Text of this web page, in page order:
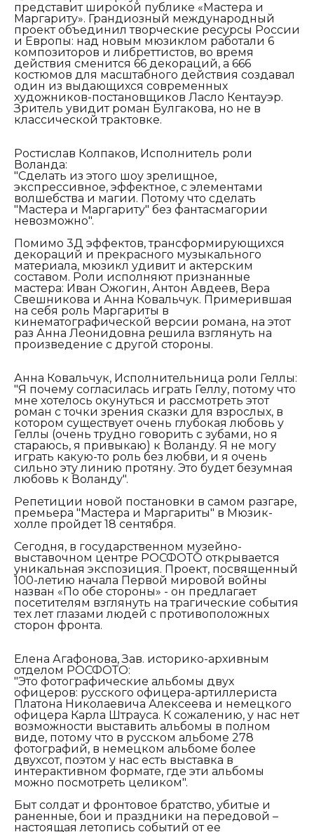
представит широкой публике «Мастера и
Маргариту». Грандиозный международный
проект объединил творческие ресурсы России
и Европы: над новым мюзиклом работали 6
композиторов и либреттистов, во время
действия сменится 66 декораций, а 666
костюмов для масштабного действия создавал
один из выдающихся современных
художников-постановщиков Ласло Кентауэр.
Зритель увидит роман Булгакова, но не в
классической трактовке.
Ростислав Колпаков, Исполнитель роли
Воланда:
"Сделать из этого шоу зрелищное,
экспрессивное, эффектное, с элементами
волшебства и магии. Потому что сделать
"Мастера и Маргариту" без фантасмагории
невозможно".
Помимо 3Д эффектов, трансформирующихся
декораций и прекрасного музыкального
материала, мюзикл удивит и актерским
составом. Роли исполняют признанные
мастера: Иван Ожогин, Антон Авдеев, Вера
Свешникова и Анна Ковальчук. Примерившая
на себя роль Маргариты в
кинематографической версии романа, на этот
раз Анна Леонидовна решила взглянуть на
произведение с другой стороны.
Анна Ковальчук, Исполнительница роли Геллы:
"Я почему согласилась играть Геллу, потому что
мне хотелось окунуться и рассмотреть этот
роман с точки зрения сказки для взрослых, в
котором существует очень глубокая любовь у
Геллы (очень трудно говорить с зубами, но я
стараюсь, я привыкаю) к Воланду. Я не могу
играть какую-то роль без любви, и я очень
сильно эту линию протяну. Это будет безумная
любовь к Воланду".
Репетиции новой постановки в самом разгаре,
премьера "Мастера и Маргариты" в Мюзик-
холле пройдет 18 сентября.
Сегодня, в государственном музейно-
выставочном центре РОСФОТО открывается
уникальная экспозиция. Проект, посвященный
100-летию начала Первой мировой войны
назван «По обе стороны» - он предлагает
посетителям взглянуть на трагические события
тех лет глазами людей с противоположных
сторон фронта.
Елена Агафонова, Зав. историко-архивным
отделом РОСФОТО:
"Это фотографические альбомы двух
офицеров: русского офицера-артиллериста
Платона Николаевича Алексеева и немецкого
офицера Карла Штрауса. К сожалению, у нас нет
возможности выставить альбомы в полном
виде, потому что в русском альбоме 278
фотографий, в немецком альбоме более
двухсот, поэтом у нас есть выставка в
интерактивном формате, где эти альбомы
можно посмотреть целиком".
Быт солдат и фронтовое братство, убитые и
раненные, бои и праздники на передовой –
настоящая летопись событий от ее